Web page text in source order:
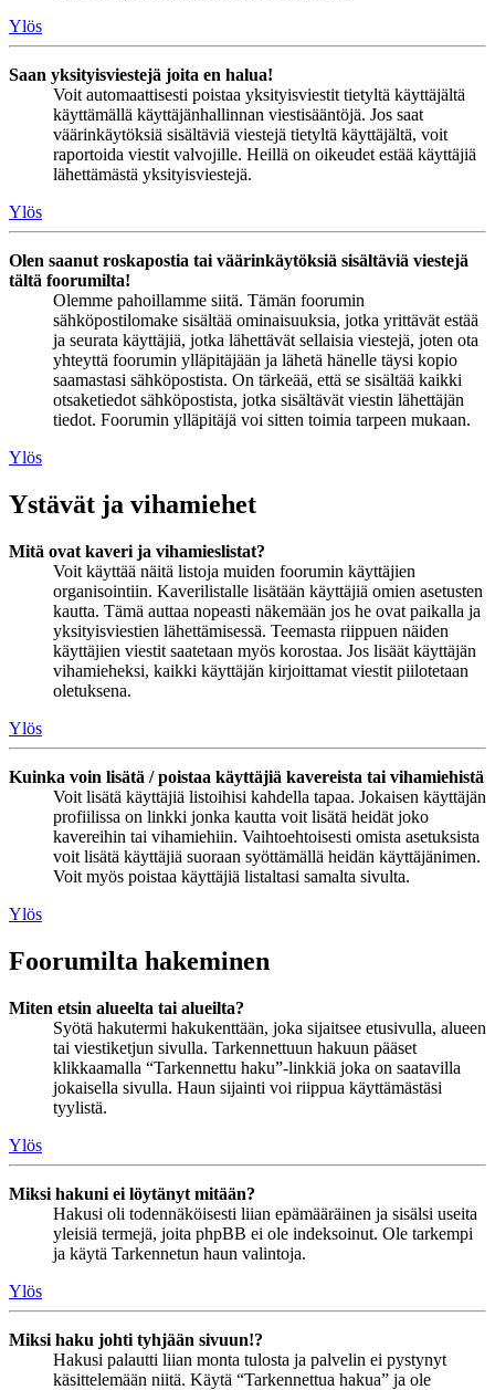
Ylös
Saan yksityisviestejä joita en halua!
Voit automaattisesti poistaa yksityisviestit tietyltä käyttäjältä
käyttämällä käyttäjänhallinnan viestisääntöjä. Jos saat
väärinkäytöksiä sisältäviä viestejä tietyltä käyttäjältä, voit
raportoida viestit valvojille. Heillä on oikeudet estää käyttäjiä
lähettämästä yksityisviestejä.
Ylös
Olen saanut roskapostia tai väärinkäytöksiä sisältäviä viestejä
tältä foorumilta!
Olemme pahoillamme siitä. Tämän foorumin
sähköpostilomake sisältää ominaisuuksia, jotka yrittävät estää
ja seurata käyttäjiä, jotka lähettävät sellaisia viestejä, joten ota
yhteyttä foorumin ylläpitäjään ja lähetä hänelle täysi kopio
saamastasi sähköpostista. On tärkeää, että se sisältää kaikki
otsaketiedot sähköpostista, jotka sisältävät viestin lähettäjän
tiedot. Foorumin ylläpitäjä voi sitten toimia tarpeen mukaan.
Ylös
Ystävät ja vihamiehet
Mitä ovat kaveri ja vihamieslistat?
Voit käyttää näitä listoja muiden foorumin käyttäjien
organisointiin. Kaverilistalle lisätään käyttäjiä omien asetusten
kautta. Tämä auttaa nopeasti näkemään jos he ovat paikalla ja
yksityisviestien lähettämisessä. Teemasta riippuen näiden
käyttäjien viestit saatetaan myös korostaa. Jos lisäät käyttäjän
vihamieheksi, kaikki käyttäjän kirjoittamat viestit piilotetaan
oletuksena.
Ylös
Kuinka voin lisätä / poistaa käyttäjiä kavereista tai vihamiehistä
Voit lisätä käyttäjiä listoihisi kahdella tapaa. Jokaisen käyttäjän
profiilissa on linkki jonka kautta voit lisätä heidät joko
kavereihin tai vihamiehiin. Vaihtoehtoisesti omista asetuksista
voit lisätä käyttäjiä suoraan syöttämällä heidän käyttäjänimen.
Voit myös poistaa käyttäjiä listaltasi samalta sivulta.
Ylös
Foorumilta hakeminen
Miten etsin alueelta tai alueilta?
Syötä hakutermi hakukenttään, joka sijaitsee etusivulla, alueen
tai viestiketjun sivulla. Tarkennettuun hakuun pääset
klikkaamalla “Tarkennettu haku”-linkkiä joka on saatavilla
jokaisella sivulla. Haun sijainti voi riippua käyttämästäsi
tyylistä.
Ylös
Miksi hakuni ei löytänyt mitään?
Hakusi oli todennäköisesti liian epämääräinen ja sisälsi useita
yleisiä termejä, joita phpBB ei ole indeksoinut. Ole tarkempi
ja käytä Tarkennetun haun valintoja.
Ylös
Miksi haku johti tyhjään sivuun!?
Hakusi palautti liian monta tulosta ja palvelin ei pystynyt
käsittelemään niitä. Käytä “Tarkennettua hakua” ja ole